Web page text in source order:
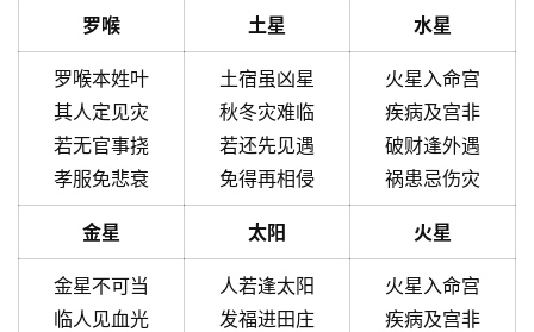
罗喉 土星 水星
罗喉本姓叶
其人定见灾
若无官事挠
孝服免悲衰
土宿虽凶星
秋冬灾难临
若还先见遇
免得再相侵
火星入命宫
疾病及宫非
破财逢外遇
祸患忌伤灾
金星 太阳 火星
金星不可当
临人见血光
人若逢太阳
发福进田庄
火星入命宫
疾病及宫非